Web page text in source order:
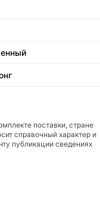
поставки, стране
справочный характер и
публикации сведениях